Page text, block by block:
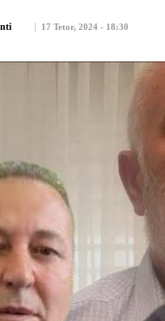
17 Tetor, 2024 - 18:30